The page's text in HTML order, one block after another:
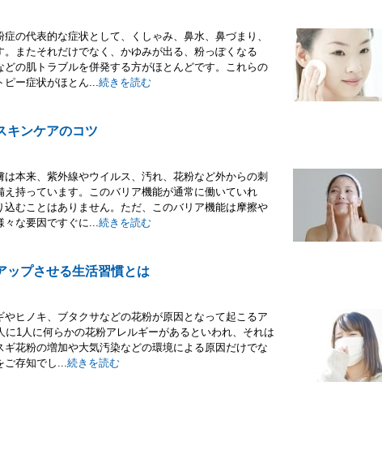
の代表的な症状として、くしゃみ、鼻水、鼻づまり、
またそれだけでなく、かゆみが出る、粉っぽくなる
どの肌トラブルを併発する方がほとんどです。これらの
ピー症状がほとん...続きを読む
キンケアのコツ
本来、紫外線やウイルス、汚れ、花粉など外からの刺
持っています。このバリア機能が通常に働いていれ
むことはありません。ただ、このバリア機能は摩擦や
々な要因ですぐに...続きを読む
ップさせる生活習慣とは
ヒノキ、ブタクサなどの花粉が原因となって起こるア
に1人に何らかの花粉アレルギーがあるといわれ、それは
花粉の増加や大気汚染などの環境による原因だけでな
ご存知でし...続きを読む